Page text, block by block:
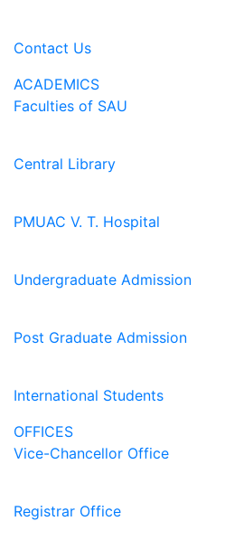
Contact Us
ACADEMICS
Faculties of SAU
Central Library
PMUAC V. T. Hospital
Undergraduate Admission
Post Graduate Admission
International Students
OFFICES
Vice-Chancellor Office
Registrar Office